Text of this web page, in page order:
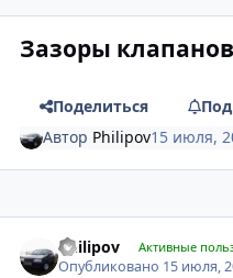
Зазоры
Поделиться
Автор Philipov15 июля,
Philipov Активные
Опубликовано 15 июля,